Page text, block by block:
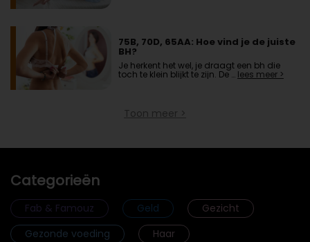
75B, 70D, 65AA: Hoe vind je de juiste
BH?
Je herkent het wel, je draagt een bh die
toch te klein blijkt te zijn. De … lees meer >
Toon meer >
Categorieën
Fab & Famouz Geld
Gezicht
Gezonde voeding
Haar